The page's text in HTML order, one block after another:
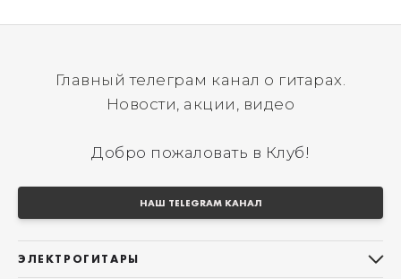
Главный телеграм канал о гитарах.
Новости, акции, видео
Добро пожаловать в Клуб!
НАШ TELEGRAM КАНАЛ
ЭЛЕКТРОГИТАРЫ